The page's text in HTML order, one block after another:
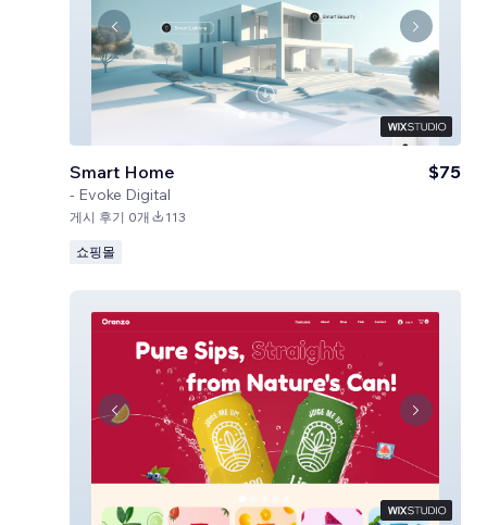
Smart Home
- Evoke Digital
$75
게시 후기 0개 113
쇼핑몰